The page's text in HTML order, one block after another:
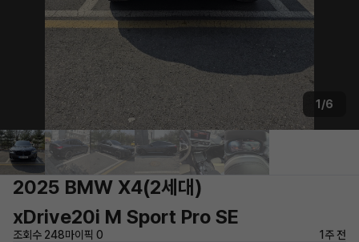
1/6
2025 BMW X4(2세대)
xDrive20i M Sport Pro SE
조회수 248마이픽 0
1주 전